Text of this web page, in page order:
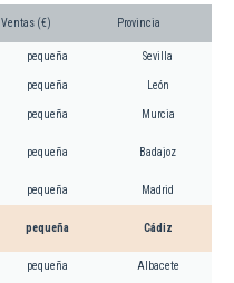
Ventas (€) Provincia
pequeña Sevilla
pequeña León
pequeña Murcia
pequeña Badajoz
pequeña Madrid
pequeña Cádiz
pequeña Albacete